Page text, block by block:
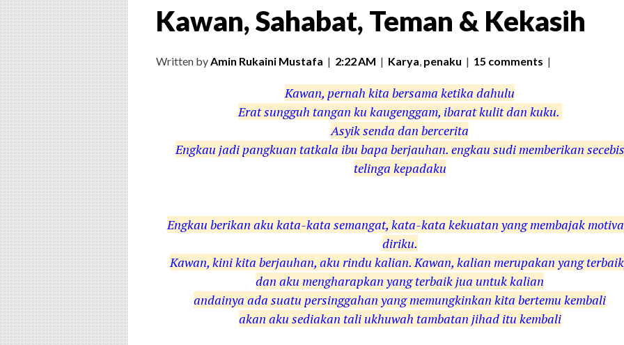
Kawan, Sahabat, Teman & Kekasih
Written byAmin Rukaini Mustafa | 2:22 AM | Karya, penaku | 15 comments |
Kawan, pernah kita bersama ketika dahulu
Erat sungguh tangan ku kaugenggam, ibarat kulit dan kuku.
Asyik senda dan bercerita
Engkau jadi pangkuan tatkala ibu bapa berjauhan. engkau sudi memberikan secebis
telinga kepadaku
Engkau berikan aku kata-kata semangat, kata-kata kekuatan yang membajak
diriku.
Kawan, kini kita berjauhan, aku rindu kalian. Kawan, kalian merupakan yang
dan aku mengharapkan yang terbaik jua untuk kalian
andainya ada suatu persinggahan yang memungkinkan kita bertemu kembali
akan aku sediakan tali ukhuwah tambatan jihad itu kembali